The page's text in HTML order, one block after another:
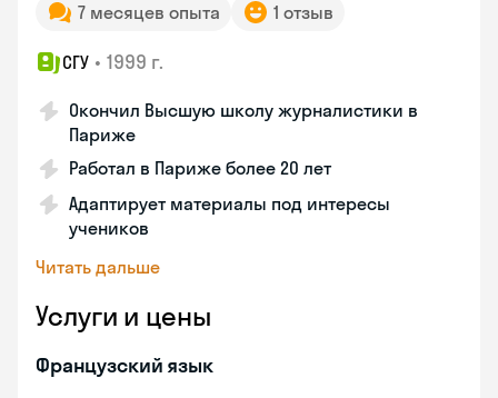
7 месяцев опыта
1 отзыв
СГУ • 1999 г.
Окончил Высшую школу журналистики в
Париже
Работал в Париже более 20 лет
Адаптирует материалы под интересы
учеников
Читать дальше
Услуги и цены
Французский язык